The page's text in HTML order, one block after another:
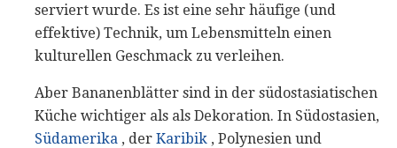
serviert wurde. Es ist eine sehr häufige (und
effektive) Technik, um Lebensmitteln einen
kulturellen Geschmack zu verleihen.
Aber Bananenblätter sind in der südostasiatischen
Küche wichtiger als als Dekoration. In Südostasien,
Südamerika , der Karibik , Polynesien und